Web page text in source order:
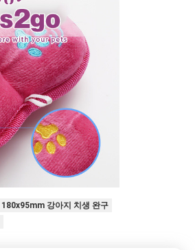
180x95mm 강아지 치생 완구